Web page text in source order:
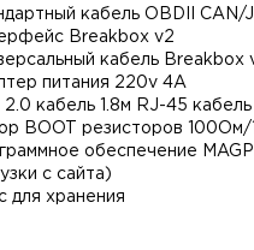
кабель OBDII CAN/
Breakbox v2
кабель Breakbox
питания 220v 4A
2.0 кабель 1.8м RJ-45
BOOT резисторов 100Ом/
обеспечение
с сайта)
для хранения